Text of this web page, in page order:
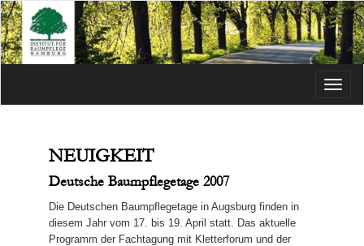
Menü
NEUIGKEIT
Deutsche Baumpflegetage 2007
Die Deutschen Baumpflegetage in Augsburg finden in
diesem Jahr vom 17. bis 19. April statt. Das aktuelle
Programm der Fachtagung mit Kletterforum und der